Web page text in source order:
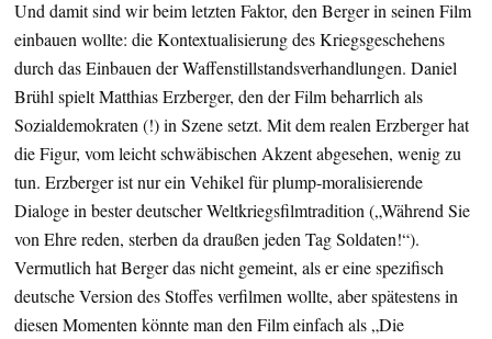
Und damit sind wir beim letzten Faktor, den Berger in seinen Film
einbauen wollte: die Kontextualisierung des Kriegsgeschehens
durch das Einbauen der Waffenstillstandsverhandlungen. Daniel
Brühl spielt Matthias Erzberger, den der Film beharrlich als
Sozialdemokraten (!) in Szene setzt. Mit dem realen Erzberger hat
die Figur, vom leicht schwäbischen Akzent abgesehen, wenig zu
tun. Erzberger ist nur ein Vehikel für plump-moralisierende
Dialoge in bester deutscher Weltkriegsfilmtradition („Während Sie
von Ehre reden, sterben da draußen jeden Tag Soldaten!“).
Vermutlich hat Berger das nicht gemeint, als er eine spezifisch
deutsche Version des Stoffes verfilmen wollte, aber spätestens in
diesen Momenten könnte man den Film einfach als „Die